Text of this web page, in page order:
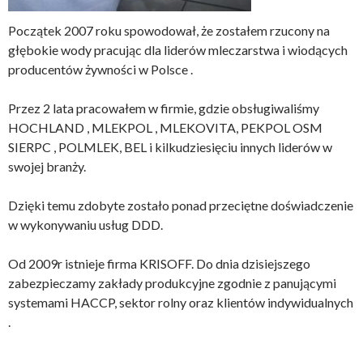
Początek 2007 roku spowodował, że zostałem rzucony na
głębokie wody pracując dla liderów mleczarstwa i wiodących
producentów żywności w Polsce .
Przez 2 lata pracowałem w firmie, gdzie obsługiwaliśmy
HOCHLAND , MLEKPOL , MLEKOVITA, PEKPOL OSM
SIERPC , POLMLEK, BEL i kilkudziesięciu innych liderów w
swojej branży.
Dzięki temu zdobyte zostało ponad przeciętne doświadczenie
w wykonywaniu usług DDD.
Od 2009r istnieje firma KRISOFF. Do dnia dzisiejszego
zabezpieczamy zakłady produkcyjne zgodnie z panującymi
systemami HACCP, sektor rolny oraz klientów indywidualnych